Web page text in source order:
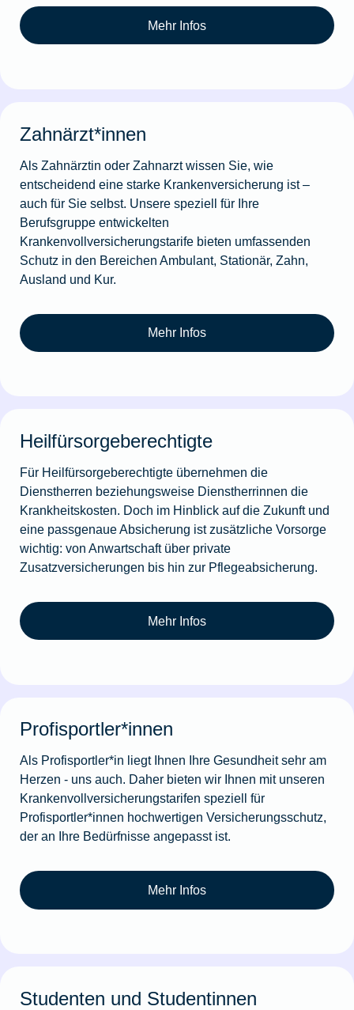
Mehr Infos
Zahnärzt*innen
Als Zahnärztin oder Zahnarzt wissen Sie, wie
entscheidend eine starke Krankenversicherung ist –
auch für Sie selbst. Unsere speziell für Ihre
Berufsgruppe entwickelten
Krankenvollversicherungstarife bieten umfassenden
Schutz in den Bereichen Ambulant, Stationär, Zahn,
Ausland und Kur.
Mehr Infos
Heilfürsorgeberechtigte
Für Heilfürsorgeberechtigte übernehmen die
Dienstherren beziehungsweise Dienstherrinnen die
Krankheitskosten. Doch im Hinblick auf die Zukunft und
eine passgenaue Absicherung ist zusätzliche Vorsorge
wichtig: von Anwartschaft über private
Zusatzversicherungen bis hin zur Pflegeabsicherung.
Mehr Infos
Profisportler*innen
Als Profisportler*in liegt Ihnen Ihre Gesundheit sehr am
Herzen - uns auch. Daher bieten wir Ihnen mit unseren
Krankenvollversicherungstarifen speziell für
Profisportler*innen hochwertigen Versicherungsschutz,
der an Ihre Bedürfnisse angepasst ist.
Mehr Infos
Studenten und Studentinnen